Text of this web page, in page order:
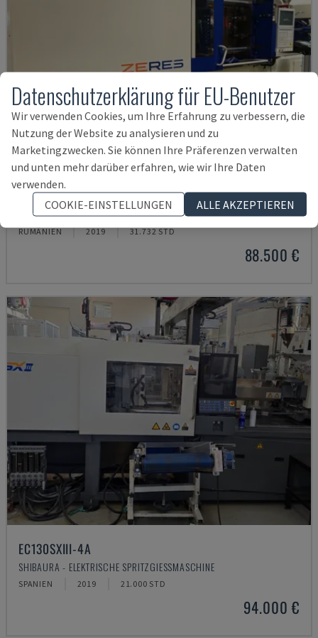
ZHAFIR ZE2300
HAITIAN - ELEKTRISCHE SPRITZGIESSMASCHINE
RUMÄNIEN 2019 31.732 STD
88.500 €
EC130SXIII-4A
SHIBAURA - ELEKTRISCHE SPRITZGIESSMASCHINE
SPANIEN 2019 21.000 STD
94.000 €
Datenschutzerklärung für EU-Benutzer
Wir verwenden Cookies, um Ihre Erfahrung zu verbessern, die
Nutzung der Website zu analysieren und zu
Marketingzwecken. Sie können Ihre Präferenzen verwalten
und unten mehr darüber erfahren, wie wir Ihre Daten
verwenden.
COOKIE-EINSTELLUNGEN
ALLE AKZEPTIEREN